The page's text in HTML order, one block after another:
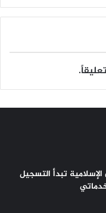
الإسلامية تبدأ التسجيل